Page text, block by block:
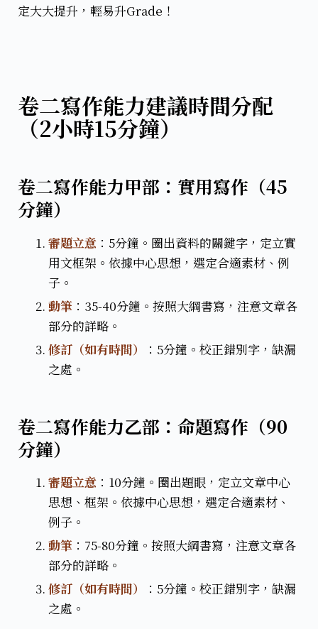
定大大提升，輕易升Grade！
卷二寫作能力建議時間分配
（2小時15分鐘）
卷二寫作能力甲部：實用寫作（45
分鐘）
審題立意：5分鐘。圈出資料的關鍵字，定立實
用文框架。依據中心思想，選定合適素材、例
子。​
動筆：35-40分鐘。按照大綱書寫，注意文章各
部分的詳略。
修訂（如有時間）
：5分鐘。校正錯別字，缺漏
之處。
卷二寫作能力乙部：命題寫作（90
分鐘）
審題立意：10分鐘。圈出題眼，定立文章中心
思想、框架。依據中心思想，選定合適素材、
例子。​
動筆：75-80分鐘。按照大綱書寫，注意文章各
部分的詳略。
修訂（如有時間）
：5分鐘。校正錯別字，缺漏
之處。